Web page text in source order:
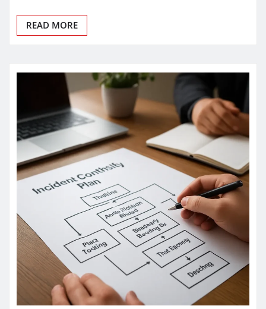
READ MORE